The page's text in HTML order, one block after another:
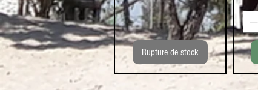
Rupture de stock